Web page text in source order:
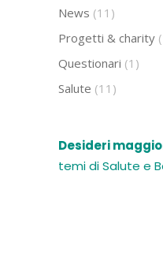
News (11)
Progetti & charity
Questionari (1)
Salute (11)
Desideri
temi di Salute e